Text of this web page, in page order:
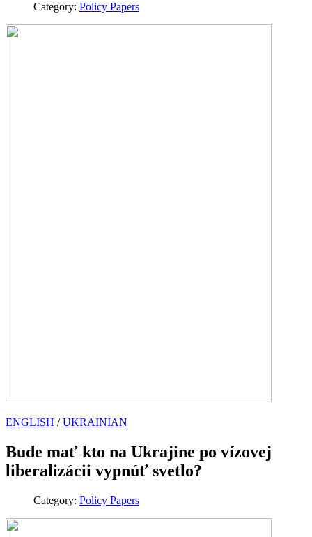
Category: Policy Papers
ENGLISH /UKRAINIAN
Bude mať kto na Ukrajine po vízovej
liberalizácii vypnúť svetlo?
Category: Policy Papers